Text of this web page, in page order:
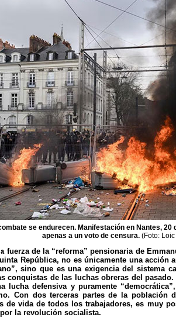
se endurecen. Manifestación en Nantes,
apenas a un voto de censura. (Foto:
fuerza de la “reforma” pensionaria de
República, no es únicamente una acción
sino que es una exigencia del sistema
conquistas de las luchas obreras del
lucha defensiva y puramente
Con dos terceras partes de la población
de vida de todos los trabajadores, es muy
la revolución socialista.